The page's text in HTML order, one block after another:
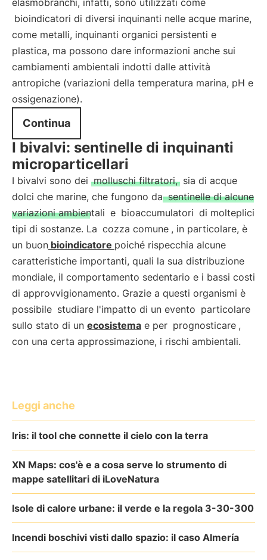
elasmobranchi, infatti, sono utilizzati come
bioindicatori di diversi inquinanti nelle acque marine,
come metalli, inquinanti organici persistenti e
plastica, ma possono dare informazioni anche sui
cambiamenti ambientali indotti dalle attività
antropiche (variazioni della temperatura marina, pH e
ossigenazione).
Continua
I bivalvi: sentinelle di inquinanti
microparticellari
I bivalvi sono dei molluschi filtratori, sia di acque
dolci che marine, che fungono da sentinelle di alcune
variazioni ambientali e bioaccumulatori di molteplici
tipi di sostanze. La cozza comune , in particolare, è
un buon bioindicatore poiché rispecchia alcune
caratteristiche importanti, quali la sua distribuzione
mondiale, il comportamento sedentario e i bassi costi
di approvvigionamento. Grazie a questi organismi è
possibile studiare l'impatto di un evento particolare
sullo stato di un ecosistema e per prognosticare ,
con una certa approssimazione, i rischi ambientali.
Leggi anche
Iris: il tool che connette il cielo con la terra
XN Maps: cos'è e a cosa serve lo strumento di
mappe satellitari di iLoveNatura
Isole di calore urbane: il verde e la regola 3-30-300
Incendi boschivi visti dallo spazio: il caso Almería